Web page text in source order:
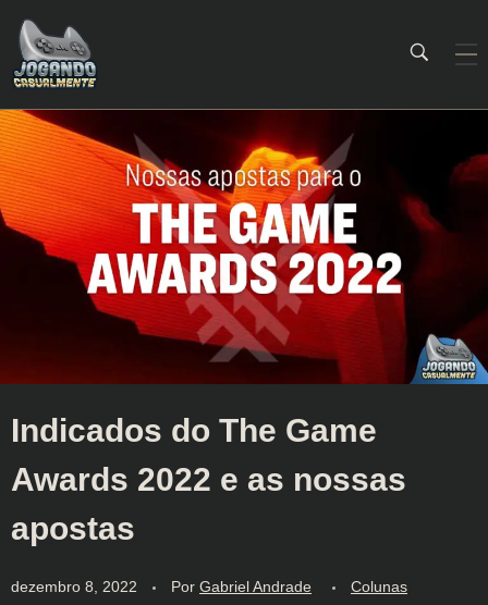
Jogando Casualmente
Conteúdo family friendly sobre games! Desde 2019 analisando jogos.
Indicados do The Game
Awards 2022 e as nossas
apostas
dezembro 8, 2022 Por Gabriel Andrade Colunas